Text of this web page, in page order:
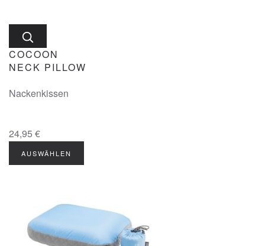
COCOON
NECK PILLOW
Nackenkissen
24,95 €
AUSWÄHLEN